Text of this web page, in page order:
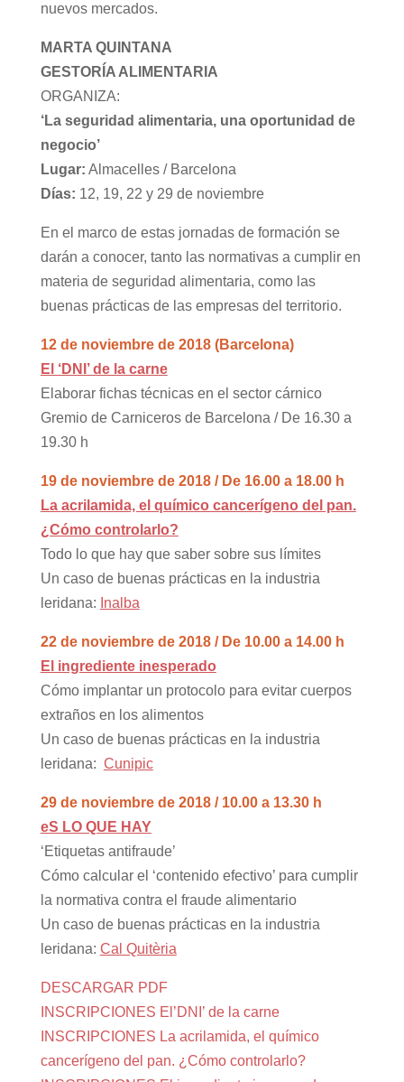
nuevos mercados.
MARTA QUINTANA
GESTORÍA ALIMENTARIA
ORGANIZA:
‘La seguridad alimentaria, una oportunidad de
negocio’
Lugar: Almacelles / Barcelona
Días: 12, 19, 22 y 29 de noviembre
En el marco de estas jornadas de formación se
darán a conocer, tanto las normativas a cumplir en
materia de seguridad alimentaria, como las
buenas prácticas de las empresas del territorio.
12 de noviembre de 2018 (Barcelona)
El ‘DNI’ de la carne
Elaborar fichas técnicas en el sector cárnico
Gremio de Carniceros de Barcelona / De 16.30 a
19.30 h
19 de noviembre de 2018 / De 16.00 a 18.00 h
La acrilamida, el químico cancerígeno del pan.
¿Cómo controlarlo?
Todo lo que hay que saber sobre sus límites
Un caso de buenas prácticas en la industria
leridana: Inalba
22 de noviembre de 2018 / De 10.00 a 14.00 h
El ingrediente inesperado
Cómo implantar un protocolo para evitar cuerpos
extraños en los alimentos
Un caso de buenas prácticas en la industria
leridana: Cunipic
29 de noviembre de 2018 / 10.00 a 13.30 h
eS LO QUE HAY
‘Etiquetas antifraude’
Cómo calcular el ‘contenido efectivo’ para cumplir
la normativa contra el fraude alimentario
Un caso de buenas prácticas en la industria
leridana: Cal Quitèria
DESCARGAR PDF
INSCRIPCIONES El’DNI’ de la carne
INSCRIPCIONES La acrilamida, el químico
cancerígeno del pan. ¿Cómo controlarlo?